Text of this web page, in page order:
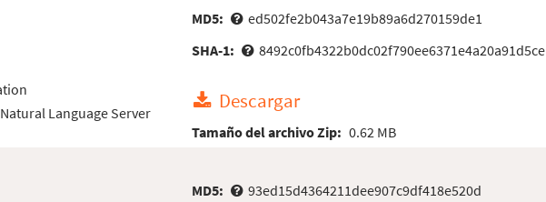
Language Server
MD5:
ed502fe2b043a7e19b89a6d270159de1
SHA-1:
8492c0fb4322b0dc02f790ee6371e4a20a91d5ce
Descargar
Tamaño del archivo Zip: 0.62 MB
MD5:
93ed15d4364211dee907c9df418e520d